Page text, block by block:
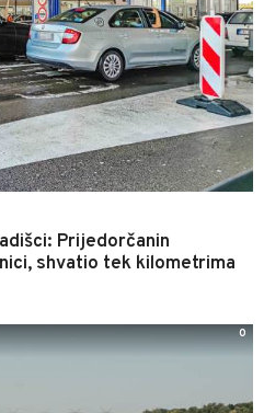
Prijedorčanin
shvatio tek kilometrima
0